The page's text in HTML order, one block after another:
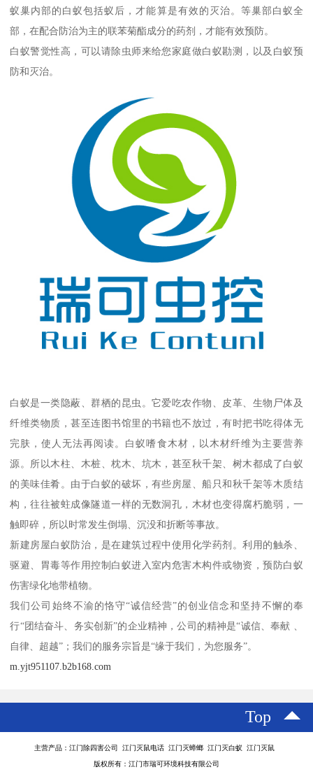
蚁巢内部的白蚁包括蚁后，才能算是有效的灭治。等巢部白蚁全
部，在配合防治为主的联苯菊酯成分的药剂，才能有效预防。
白蚁警觉性高，可以请除虫师来给您家庭做白蚁勘测，以及白蚁预
防和灭治。
白蚁是一类隐蔽、群栖的昆虫。它爱吃农作物、皮革、生物尸体及
纤维类物质，甚至连图书馆里的书籍也不放过，有时把书吃得体无
完肤，使人无法再阅读。白蚁嗜食木材，以木材纤维为主要营养
源。所以木柱、木桩、枕木、坑木，甚至秋千架、树木都成了白蚁
的美味佳肴。由于白蚁的破坏，有些房屋、船只和秋千架等木质结
构，往往被蛀成像隧道一样的无数洞孔，木材也变得腐朽脆弱，一
触即碎，所以时常发生倒塌、沉没和折断等事故。
新建房屋白蚁防治，是在建筑过程中使用化学药剂。利用的触杀、
驱避、胃毒等作用控制白蚁进入室内危害木构件或物资，预防白蚁
伤害绿化地带植物。
我们公司始终不渝的恪守“诚信经营”的创业信念和坚持不懈的奉
行“团结奋斗、务实创新”的企业精神，公司的精神是“诚信、奉献 、
自律、超越”；我们的服务宗旨是“缘于我们，为您服务”。
m.yjt951107.b2b168.com
Top
主营产品：江门除四害公司 江门灭鼠电话 江门灭蟑螂 江门灭白蚁 江门灭鼠
版权所有：江门市瑞可环境科技有限公司